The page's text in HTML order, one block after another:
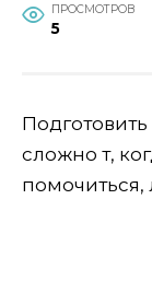
ПРОСМОТРОВ
5
сложно т,
помочиться,